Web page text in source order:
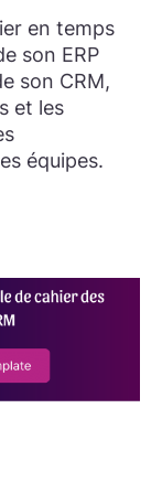
en temps
son ERP
son CRM,
et les
équipes.